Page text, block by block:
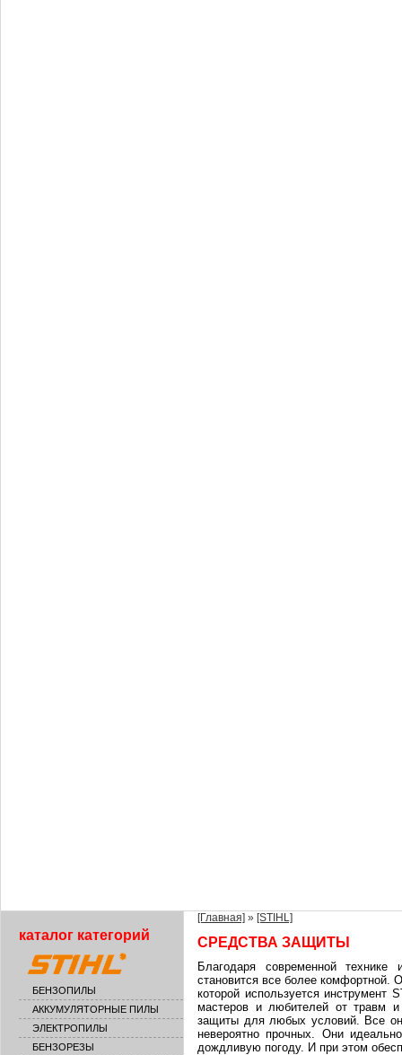
каталог категорий
БЕНЗОПИЛЫ
АККУМУЛЯТОРНЫЕ ПИЛЫ
ЭЛЕКТРОПИЛЫ
БЕНЗОРЕЗЫ
[Главная] » [STIHL]
СРЕДСТВА ЗАЩИТЫ
Благодаря современной технике
становится все более комфортной.
которой используется
мастеров и любителей от травм и
защиты для любых условий. Все
невероятно прочных. Они
дождливую погоду. И при этом